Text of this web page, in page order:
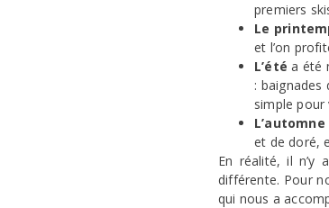
premiers
Le
et l’on
L’été a été
: baignades
simple pour
L’automne
et de doré,
En réalité, il n’y
différente. Pour
qui nous a